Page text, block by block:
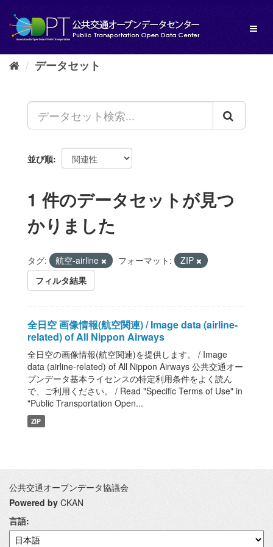
し
データセット
並び順
1 件のデータセットが見つ
かりました
タグ: 航空-airline フォーマット:
ZIP
フィルタ結果
全日空 画像情報(航空関連) / Image data (airline-
related) of All Nippon Airways
全日空の画像情報(航空関連)を提供します。 / Image
data (airline-related) of All Nippon Airways 公共交通オー
プンデータ基本ライセンスの特定利用条件をよく読ん
で、ご利用ください。 / Read "Specific Terms of Use" in
"Public Transportation Open...
ZIP
公共交通オープンデータ協議会
Powered by CKAN
言語